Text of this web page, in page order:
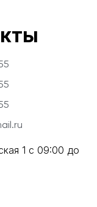
1 с 09:00 до